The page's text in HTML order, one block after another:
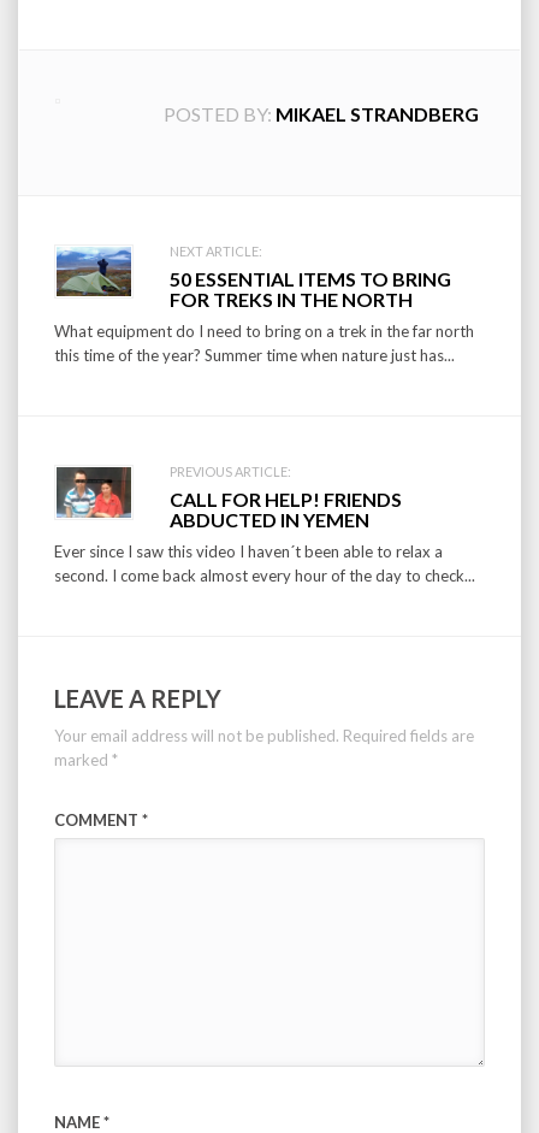
POSTED BY: MIKAEL STRANDBERG
Post
navigation
NEXT ARTICLE:
50 ESSENTIAL ITEMS TO BRING
FOR TREKS IN THE NORTH
What equipment do I need to bring on a trek in the far north
this time of the year? Summer time when nature just has...
PREVIOUS ARTICLE:
CALL FOR HELP! FRIENDS
ABDUCTED IN YEMEN
Ever since I saw this video I haven´t been able to relax a
second. I come back almost every hour of the day to check...
LEAVE A REPLY
Your email address will not be published. Required fields are
marked *
COMMENT *
NAME*